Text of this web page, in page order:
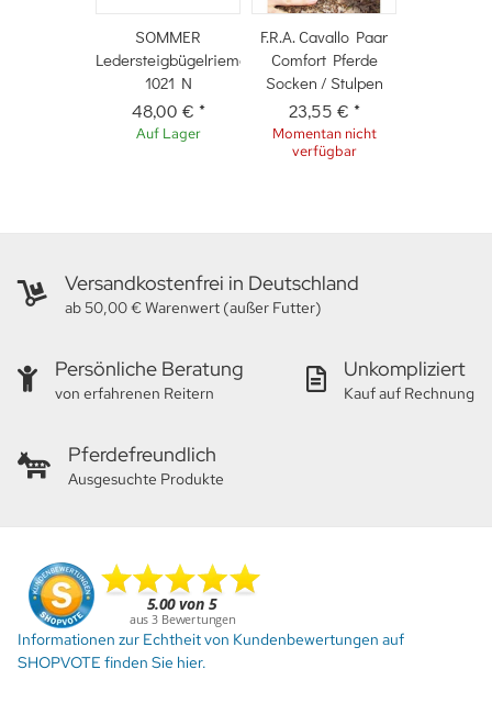
SOMMER
Ledersteigbügelriemen
1021 N
48,00 € *
Auf Lager
F.R.A. Cavallo Paar
Comfort Pferde
Socken / Stulpen
23,55 € *
Momentan nicht
verfügbar
Versandkostenfrei in Deutschland
ab 50,00 € Warenwert (außer Futter)
Persönliche Beratung
von erfahrenen Reitern
Unkompliziert
Kauf auf Rechnung
Pferdefreundlich
Ausgesuchte Produkte
Informationen zur Echtheit von Kundenbewertungen auf
SHOPVOTE finden Sie hier.